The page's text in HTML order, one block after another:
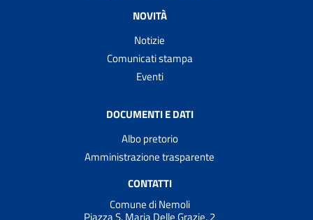
NOVITÀ
Notizie
Comunicati stampa
Eventi
DOCUMENTI E DATI
Albo pretorio
Amministrazione trasparente
CONTATTI
Comune di Nemoli